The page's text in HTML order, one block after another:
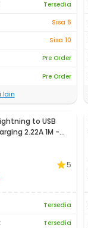
Tersedia
Sisa 6
Sisa 10
Pre Order
Pre Order
lain
to USB
2.22A 1M -
5
Tersedia
Tersedia